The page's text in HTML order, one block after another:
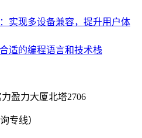
实现多设备兼容，提升用户体
适的编程语言和技术栈
盈力大厦北塔2706
专线）